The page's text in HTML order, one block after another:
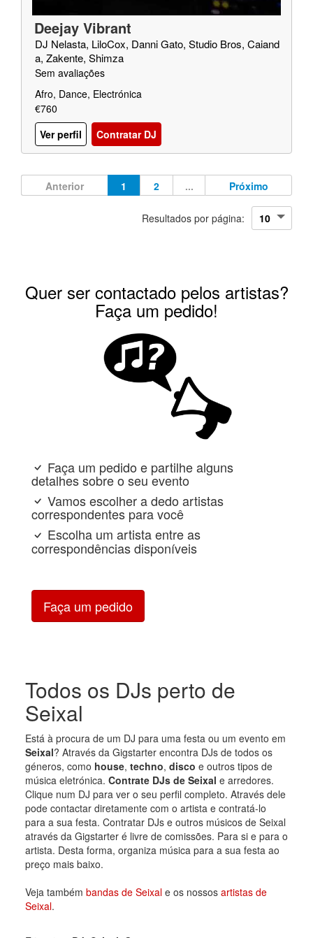
Deejay Vibrant
DJ Nelasta, LiloCox, Danni Gato, Studio Bros, Caiand
a, Zakente, Shimza
Sem avaliações
Afro, Dance, Electrónica
€760
Ver perfil
Contratar DJ
Anterior 1 2 ... Próximo
Resultados por página:
Quer ser contactado pelos artistas?
Faça um pedido!
Faça um pedido e partilhe alguns
detalhes sobre o seu evento
Vamos escolher a dedo artistas
correspondentes para você
Escolha um artista entre as
correspondências disponíveis
Faça um pedido
Todos os DJs perto de
Seixal
Está à procura de um DJ para uma festa ou um evento em
Seixal? Através da Gigstarter encontra DJs de todos os
géneros, como house, techno, disco e outros tipos de
música eletrónica. Contrate DJs de Seixal e arredores.
Clique num DJ para ver o seu perfil completo. Através dele
pode contactar diretamente com o artista e contratá-lo
para a sua festa. Contratar DJs e outros músicos de Seixal
através da Gigstarter é livre de comissões. Para si e para o
artista. Desta forma, organiza música para a sua festa ao
preço mais baixo.
Veja também bandas de Seixale os nossos artistas de
Seixal.